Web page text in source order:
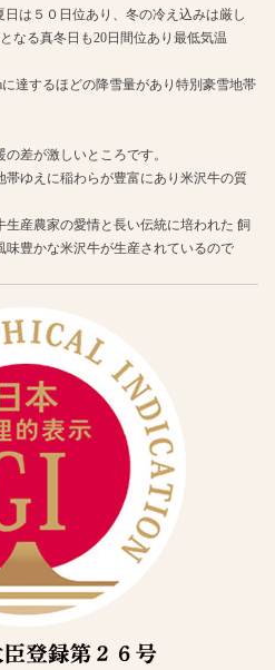
は５０日位あり、冬の冷え込みは厳し
なる真冬日も20日間位あり最低気温
達するほどの降雪量があり特別豪雪地帯
差が激しいところです。
ゆえに稲わらが豊富にあり米沢牛の質
産農家の愛情と長い伝統に培われた 飼
豊かな米沢牛が生産されているので